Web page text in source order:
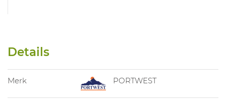
Details
Merk PORTWEST